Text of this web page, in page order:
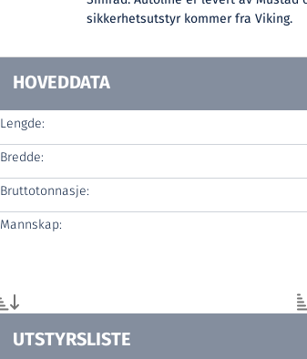
sikkerhetsutstyr kommer fra Viking.
HOVEDDATA
Lengde:
Bredde:
Bruttotonnasje:
Mannskap:
UTSTYRSLISTE